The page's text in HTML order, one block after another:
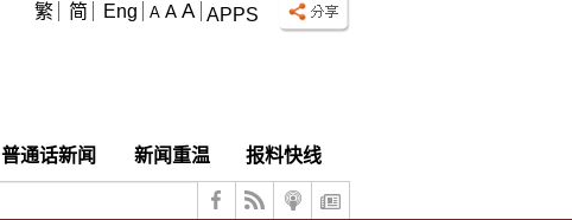
APPS
A A A
繁 简 Eng
普通话新闻 新闻重温 报料快线